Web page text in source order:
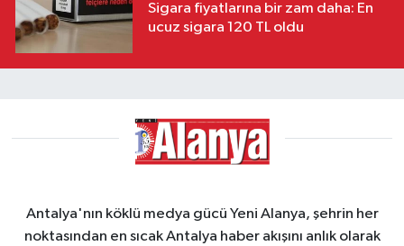
Sigara fiyatlarına bir zam daha: En
ucuz sigara 120 TL oldu
Antalya'nın köklü medya gücü Yeni Alanya, şehrin her
noktasından en sıcak Antalya haber akışını anlık olarak